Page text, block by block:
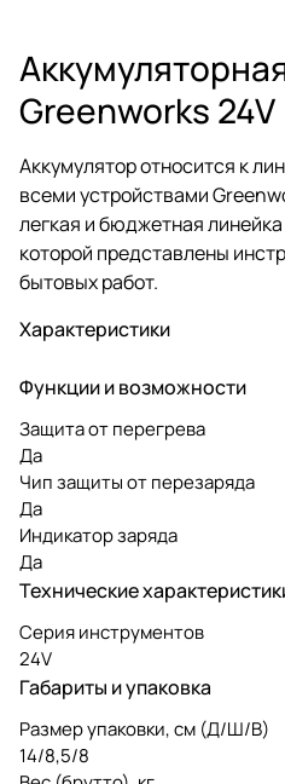
Greenworks 24V
Аккумулятор относится к
всеми устройствами
легкая и бюджетная
которой представлены
бытовых работ.
Характеристики
Функции и возможности
Защита от перегрева
Да
Чип защиты от перезаряда
Да
Индикатор заряда
Да
Технические
Серия инструментов
24V
Габариты и упаковка
Размер упаковки, см (Д/Ш/В)
14/8,5/8